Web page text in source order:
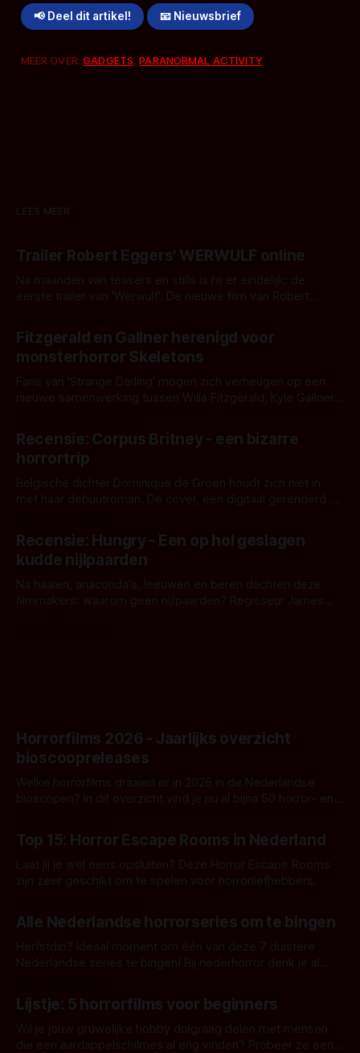
📢 Deel dit artikel! 📧 Nieuwsbrief
MEER OVER:GADGETS,PARANORMAL ACTIVITY
LEES MEER
Trailer Robert Eggers' WERWULF online
Na maanden van teasers en stills is hij er eindelijk: de
eerste trailer van 'Werwulf'. De nieuwe film van Robert
kille stijl vol folklore en mythe. Het topic deze keer is (kon
het het al raden?)... de weerwolf. Kijk je mee?
Fitzgerald en Gallner herenigd voor
monsterhorror Skeletons
Fans van 'Strange Darling' mogen zich verheugen op een
nieuwe samenwerking tussen Willa Fitzgerald, Kyle Gallner
'Skeletons', een nieuwe creature feature waarvoor de
opnames zijn gestart in Australië.
Recensie: Corpus Britney - een bizarre
horrortrip
Belgische dichter Dominique de Groen houdt zich niet in
met haar debuutroman. De cover, een digitaal gerenderd en
achtergrond, belooft iets kleurrijks maar onheilspellends,
iets ongrijpbaars. En dat maakt De Groen met ieder woord
waar.
Recensie: Hungry - Een op hol geslagen
kudde nijlpaarden
Na haaien, anaconda's, leeuwen en beren dachten deze
filmmakers: waarom geen nijlpaarden? Regisseur James
Horrorfilms 2026 - Jaarlijks overzicht
bioscoopreleases
Welke horrorfilms draaien er in 2026 in de Nederlandse
bioscopen? In dit overzicht vind je nu al bijna 50 horror- en
Top 15: Horror Escape Rooms in Nederland
Laat jij je wel eens opsluiten? Deze Horror Escape Rooms
zijn zeer geschikt om te spelen voor horrorliefhebbers.
Alle Nederlandse horrorseries om te bingen
Herfstdip? Ideaal moment om één van deze 7 duistere
Nederlandse series te bingen! Bij nederhorror denk je al
Amsterdamned of The Johnsons. Maar Nederlandse horror
is niet beperkt tot films. Hier een aantal Nederlandse tv-
series uit het duistere of horrorgenre. Als
Lijstje: 5 horrorfilms voor beginners
Wil je jouw gruwelijke hobby dolgraag delen met mensen
die een aardappelschilmes al eng vinden? Probeer ze eens